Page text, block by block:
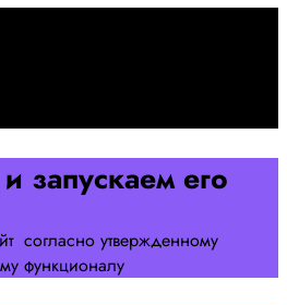
запускаем его
согласно утвержденному
функционалу